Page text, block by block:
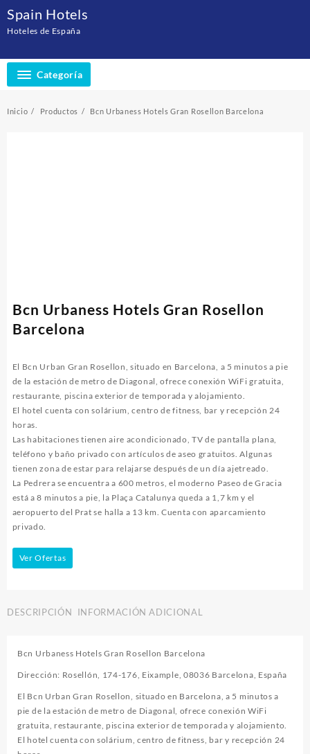
contenido
Spain Hotels
Hoteles de España
Categoría
Inicio Productos Bcn Urbaness Hotels Gran Rosellon Barcelona
Bcn Urbaness Hotels Gran Rosellon
Barcelona
El Bcn Urban Gran Rosellon, situado en Barcelona, ​​a 5 minutos a pie
de la estación de metro de Diagonal, ofrece conexión WiFi gratuita,
restaurante, piscina exterior de temporada y alojamiento.
El hotel cuenta con solárium, centro de fitness, bar y recepción 24
horas.
Las habitaciones tienen aire acondicionado, TV de pantalla plana,
teléfono y baño privado con artículos de aseo gratuitos. Algunas
tienen zona de estar para relajarse después de un día ajetreado.
La Pedrera se encuentra a 600 metros, el moderno Paseo de Gracia
está a 8 minutos a pie, la Plaça Catalunya queda a 1,7 km y el
aeropuerto del Prat se halla a 13 km. Cuenta con aparcamiento
privado.
Ver Ofertas
DESCRIPCIÓN INFORMACIÓN ADICIONAL
Bcn Urbaness Hotels Gran Rosellon Barcelona
Dirección: Rosellón, 174-176, Eixample, 08036 Barcelona, España
El Bcn Urban Gran Rosellon, situado en Barcelona, ​​a 5 minutos a
pie de la estación de metro de Diagonal, ofrece conexión WiFi
gratuita, restaurante, piscina exterior de temporada y alojamiento.
El hotel cuenta con solárium, centro de fitness, bar y recepción 24